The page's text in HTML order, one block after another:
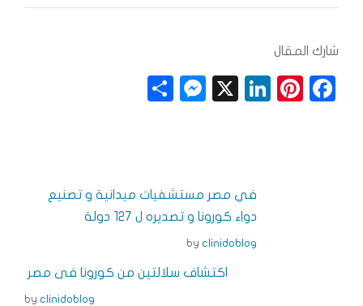
شارك المقال
F
Pi
Li
dI
n
X
M
n
g
r
e
في مصر مستشفيات ميدانية و تصنيع
دواء كورونا و تصديره ل 127 دولة
byclinidoblog
اكتشاف سلالتين من كورونا فى مصر
by clinidoblog